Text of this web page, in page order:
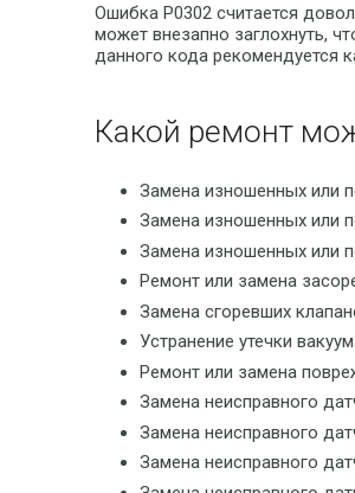
Ошибка P0302 считается
может внезапно заглохнуть,
данного кода рекомендуется
Какой ремонт
Замена изношенных или
Замена изношенных или
Замена изношенных или
Ремонт или замена
Замена сгоревших
Устранение утечки
Ремонт или замена
Замена неисправного
Замена неисправного
Замена неисправного